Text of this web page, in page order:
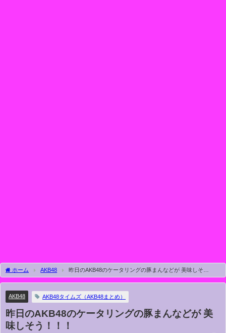
ホーム AKB48
昨日のAKB48のケータリングの豚まんなどが 美味しそ
う！！！
AKB48 AKB48タイムズ（AKB48まとめ）
昨日のAKB48のケータリングの豚まんなどが 美
味しそう！！！